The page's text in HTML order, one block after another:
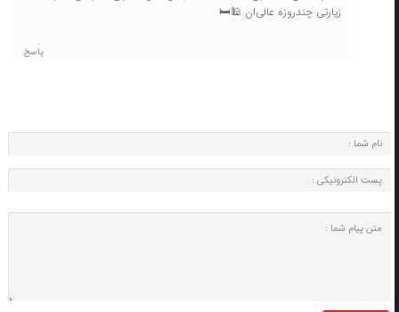
زیارتی چندروزه عالی‌ان 🕌🛏️
پاسخ